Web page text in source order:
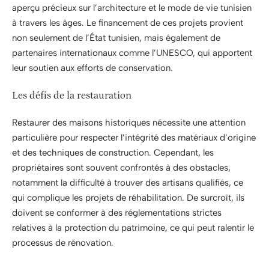
aperçu précieux sur l’architecture et le mode de vie tunisien
à travers les âges. Le financement de ces projets provient
non seulement de l’État tunisien, mais également de
partenaires internationaux comme l’UNESCO, qui apportent
leur soutien aux efforts de conservation.
Les défis de la restauration
Restaurer des maisons historiques nécessite une attention
particulière pour respecter l’intégrité des matériaux d’origine
et des techniques de construction. Cependant, les
propriétaires sont souvent confrontés à des obstacles,
notamment la difficulté à trouver des artisans qualifiés, ce
qui complique les projets de réhabilitation. De surcroît, ils
doivent se conformer à des réglementations strictes
relatives à la protection du patrimoine, ce qui peut ralentir le
processus de rénovation.